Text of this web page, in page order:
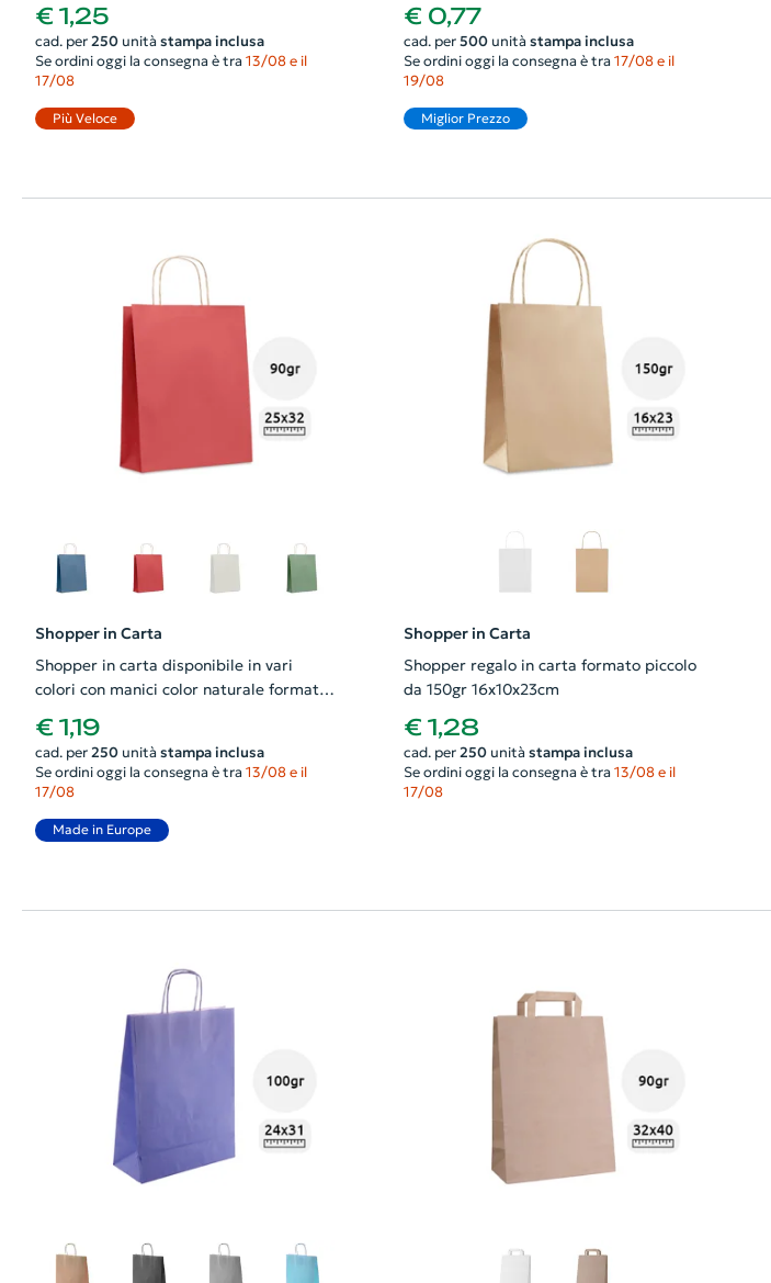
€ 1,25
cad. per 250unità stampa inclusa
Se ordini oggi la consegna è tra 13/08 e il
17/08
Più Veloce
€ 0,77
cad. per 500unità stampa inclusa
Se ordini oggi la consegna è tra 17/08 e il
19/08
Miglior Prezzo
Shopper in Carta
Shopper in carta disponibile in vari
colori con manici color naturale formato
medio da 90gr 25x11x32cm
€ 1,19
cad. per 250unità stampa inclusa
Se ordini oggi la consegna è tra 13/08 e il
17/08
Made in Europe
Shopper in Carta
Shopper regalo in carta formato piccolo
da 150gr 16x10x23cm
€ 1,28
cad. per 250unità stampa inclusa
Se ordini oggi la consegna è tra 13/08 e il
17/08